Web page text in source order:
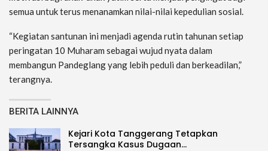
semua untuk terus menanamkan nilai-nilai kepedulian sosial.
“Kegiatan santunan ini menjadi agenda rutin tahunan setiap
peringatan 10 Muharam sebagai wujud nyata dalam
membangun Pandeglang yang lebih peduli dan berkeadilan,”
terangnya.
BERITA LAINNYA
Kejari Kota Tanggerang Tetapkan
Tersangka Kasus Dugaan…